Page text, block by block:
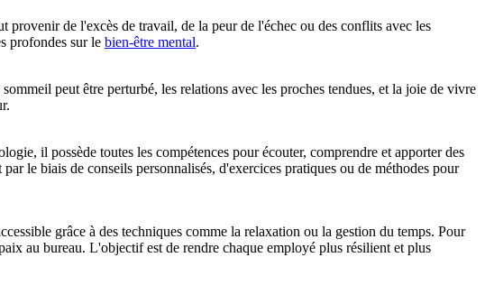
provenir de l'excès de travail, de la peur de l'échec ou des conflits avec les
profondes sur le bien-être mental.
peut être perturbé, les relations avec les proches tendues, et la joie de vivre
il possède toutes les compétences pour écouter, comprendre et apporter des
le biais de conseils personnalisés, d'exercices pratiques ou de méthodes pour
grâce à des techniques comme la relaxation ou la gestion du temps. Pour
au bureau. L'objectif est de rendre chaque employé plus résilient et plus